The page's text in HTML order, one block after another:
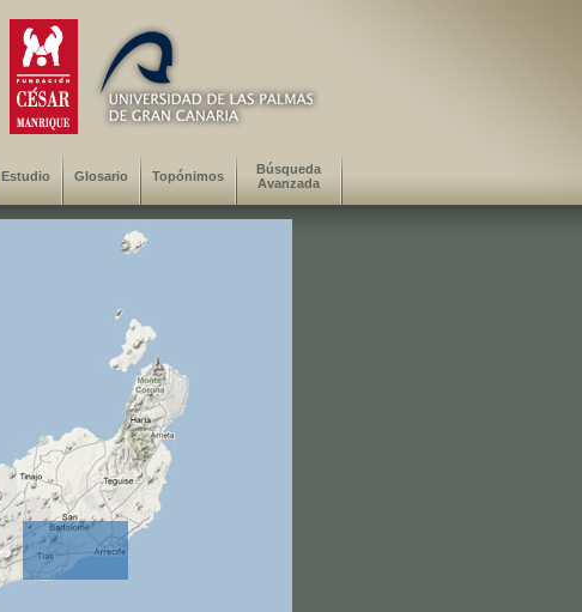
Estudio Glosario Topónimos
Búsqueda
Avanzada